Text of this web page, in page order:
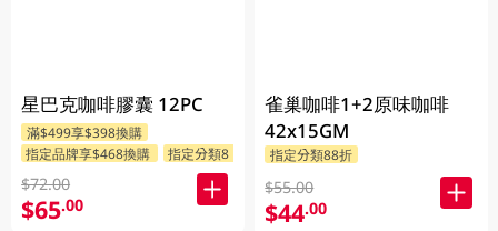
星巴克咖啡膠囊 12PC
滿$499享$398換購
指定品牌享$468換購
指定分類88折
$72.00
$65.00
雀巢咖啡1+2原味咖啡
42x15GM
指定分類88折
$55.00
$44.00